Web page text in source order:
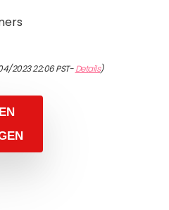
2023 22:06 PST-Details)